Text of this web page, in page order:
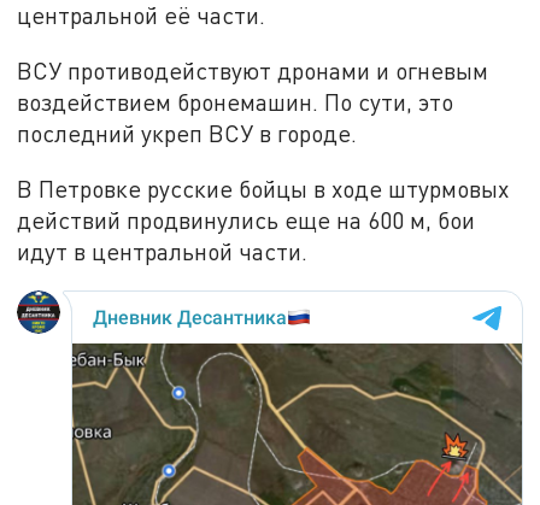
центральной её части.
ВСУ противодействуют дронами и огневым
воздействием бронемашин. По сути, это
последний укреп ВСУ в городе.
В Петровке русские бойцы в ходе штурмовых
действий продвинулись еще на 600 м, бои
идут в центральной части.